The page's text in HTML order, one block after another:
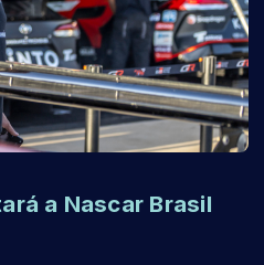
a Nascar Brasil